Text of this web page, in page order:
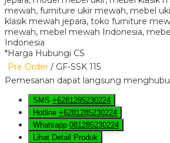
*Harga Hubungi CS
Pre Order / GF-SSK 115
Pemesanan dapat langsung
SMS +6281285230224
Hotline +6281285230224
Whatsapp 081285230224
Lihat Detail Produk